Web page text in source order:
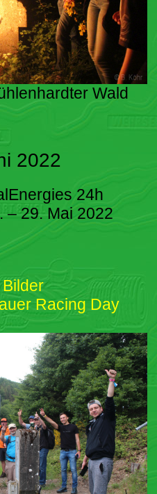
Wald
2022
24h
– 29. Mai 2022
Racing Day